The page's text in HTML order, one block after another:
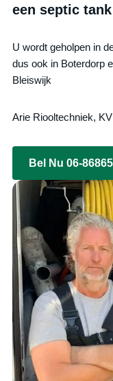
een septic
U wordt geholpen in
dus ook in Boterdorp
Bleiswijk
Arie Riooltechniek,
Bel Nu 06-